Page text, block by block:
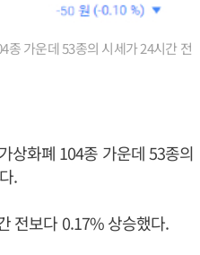
가운데 53종의 시세가 24시간 전
상화폐 104종 가운데 53종의
.
전보다 0.17% 상승했다.